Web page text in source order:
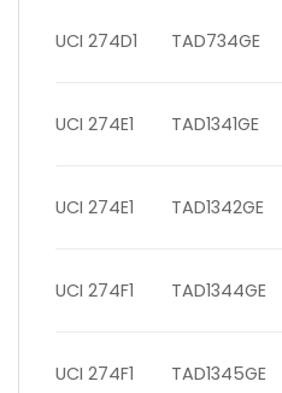
UCI 274D1 TAD734GE
UCI 274E1 TAD1341GE
UCI 274E1 TAD1342GE
UCI 274F1 TAD1344GE
UCI 274F1 TAD1345GE